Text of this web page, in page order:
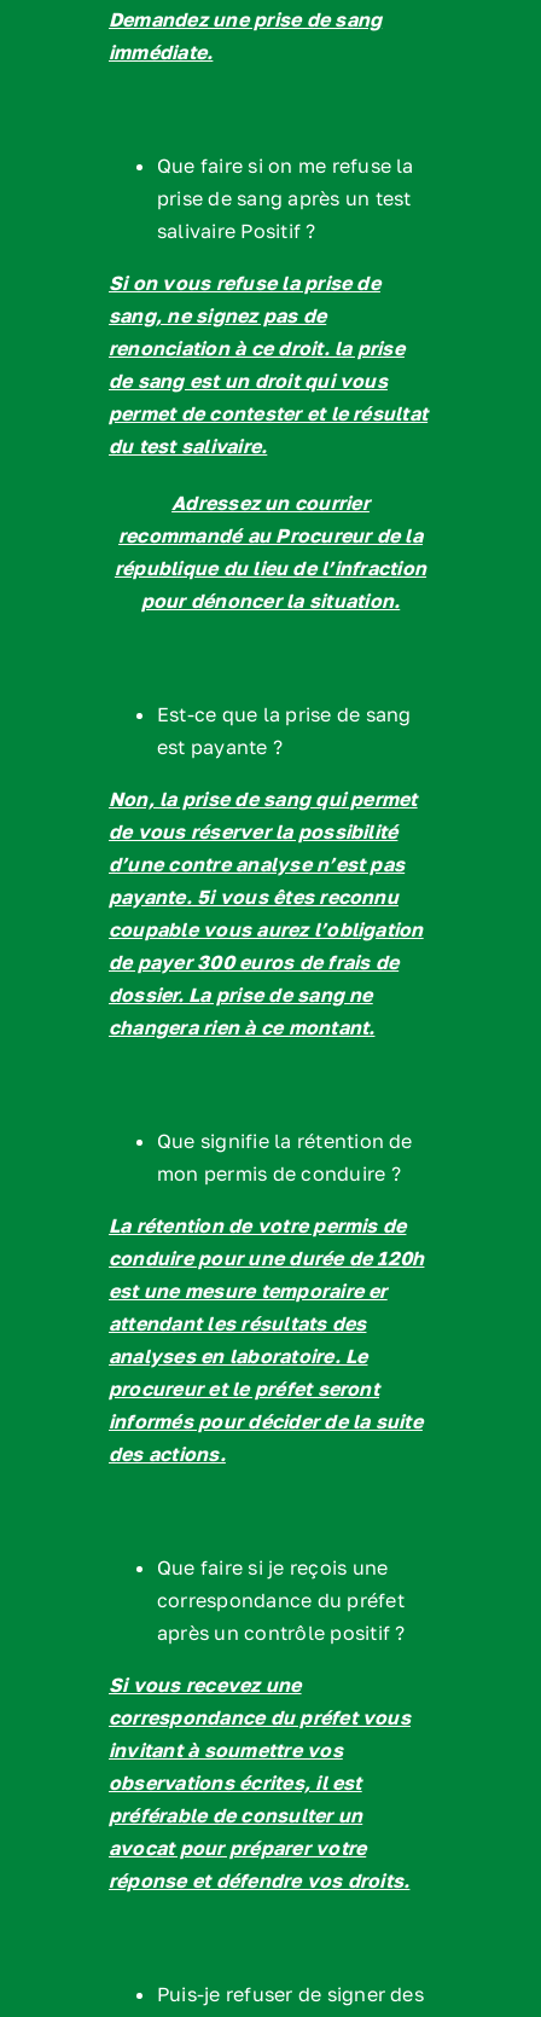
Demandez une prise de sang
immédiate.
Que faire si on me refuse la
prise de sang après un test
salivaire Positif ?
Si on vous refuse la prise de
sang, ne signez pas de
renonciation à ce droit. la prise
de sang est un droit qui vous
permet de contester et le résultat
du test salivaire.
Adressez un courrier
recommandé au Procureur de la
république du lieu de l’infraction
pour dénoncer la situation.
Est-ce que la prise de sang
est payante ?
Non, la prise de sang qui permet
de vous réserver la possibilité
d’une contre analyse n’est pas
payante. 5i vous êtes reconnu
coupable vous aurez l’obligation
de payer 300 euros de frais de
dossier. La prise de sang ne
changera rien à ce montant.
Que signifie la rétention de
mon permis de conduire ?
La rétention de votre permis de
conduire pour une durée de 120h
est une mesure temporaire er
attendant les résultats des
analyses en laboratoire. Le
procureur et le préfet seront
informés pour décider de la suite
des actions.
Que faire si je reçois une
correspondance du préfet
après un contrôle positif ?
Si vous recevez une
correspondance du préfet vous
invitant à soumettre vos
observations écrites, il est
préférable de consulter un
avocat pour préparer votre
réponse et défendre vos droits.
Puis-je refuser de signer des